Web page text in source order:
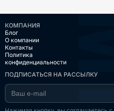
КОМПАНИЯ
Блог
О компании
Контакты
Политика
конфиденциальности
ПОДПИСАТЬСЯ НА РАССЫЛКУ